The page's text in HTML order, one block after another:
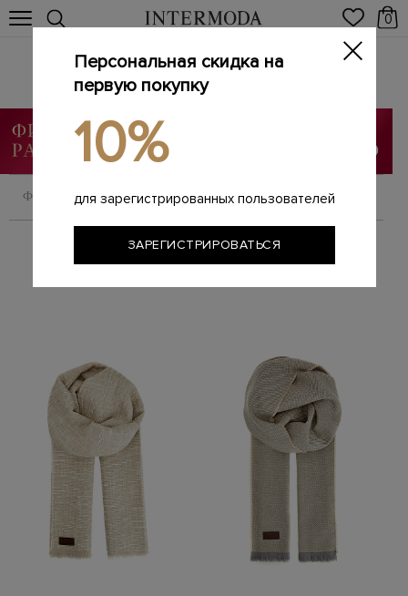
0
Брендовые мужские шарфы
Главная / Мужчинам / Аксессуары
ФИЛЬТРОВАТЬ СОРТИРОВАТЬ
Персональная скидка на
первую покупку
10%
для зарегистрированных пользователей
ЗАРЕГИСТРИРОВАТЬСЯ